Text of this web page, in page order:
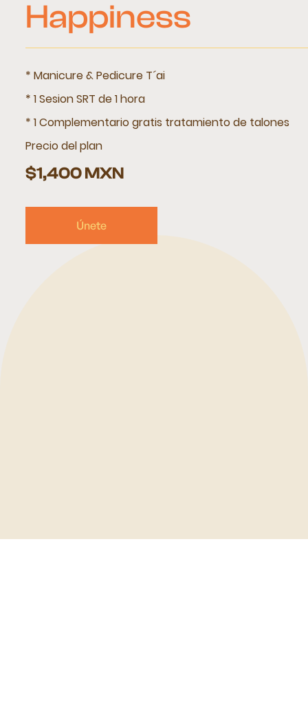
Happiness
* Manicure & Pedicure T´ai
* 1 Sesion SRT de 1 hora
* 1 Complementario gratis tratamiento de talones
Precio del plan
$1,400 MXN
Únete